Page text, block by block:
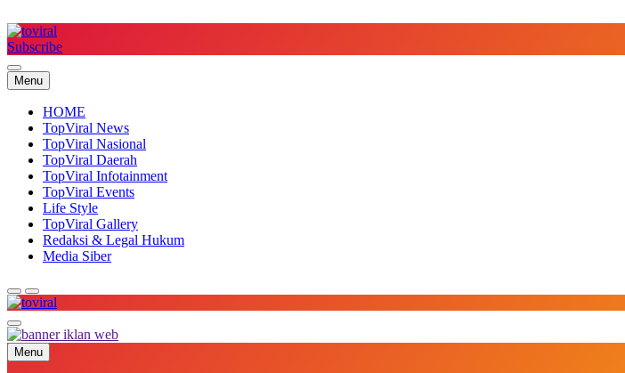
to
content
Subscribe
Menu
HOME
TopViral News
TopViral Nasional
TopViral Daerah
TopViral Infotainment
TopViral Events
Life Style
TopViral Gallery
Redaksi & Legal Hukum
Media Siber
Top Viral
Menu